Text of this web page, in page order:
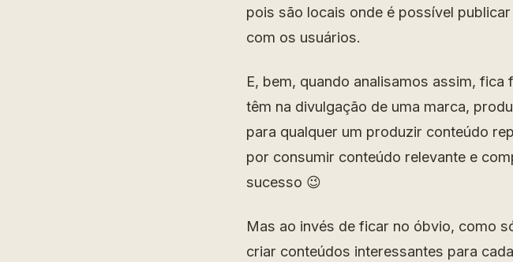
pois são locais onde é possível
com os usuários.
E, bem, quando analisamos assim,
têm na divulgação de uma marca,
para qualquer um produzir conteúdo
por consumir conteúdo relevante e
sucesso 😉
Mas ao invés de ficar no óbvio, como
criar conteúdos interessantes para